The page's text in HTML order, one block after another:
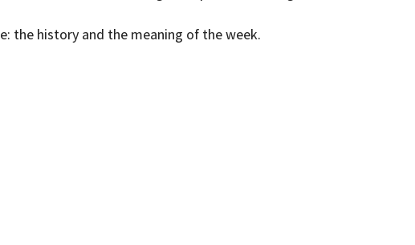
the history and the meaning of the week.